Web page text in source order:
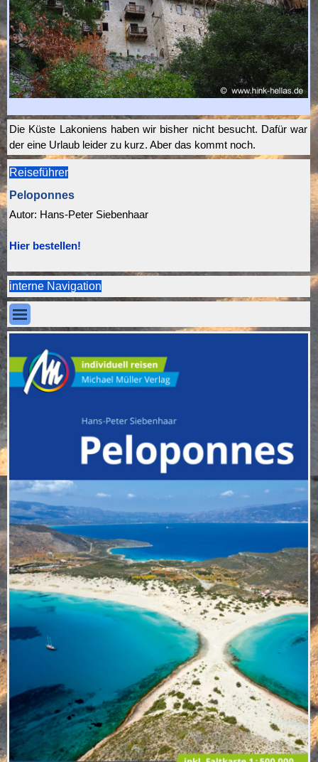
Die Küste Lakoniens haben wir bisher nicht besucht. Dafür war
der eine Urlaub leider zu kurz. Aber das kommt noch.
Reiseführer
Peloponnes
Autor: Hans-Peter Siebenhaar
Hier bestellen!
interne Navigation
Menü überspringen